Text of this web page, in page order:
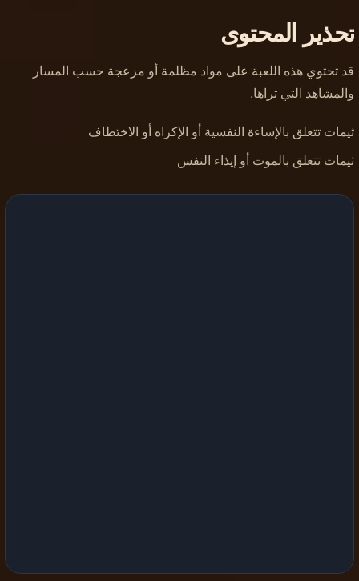
تحذير المحتوى
قد تحتوي هذه اللعبة على مواد مظلمة أو مزعجة حسب المسار
والمشاهد التي تراها.
ثيمات تتعلق بالإساءة النفسية أو الإكراه أو الاختطاف
ثيمات تتعلق بالموت أو إيذاء النفس